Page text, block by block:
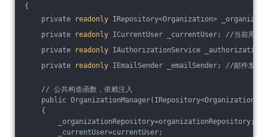
{
private
readonly IRepository<Organization>
private
readonly ICurrentUser _currentUser; //当前用户
private
readonly IAuthorizationService
private
readonly IEmailSender _emailSender; //邮件发送
// 公共构造函数，依赖注入
public OrganizationManager(IRepository<Organization>
{
_organizationRepository=organizationRepository;
_currentUser=currentUser;